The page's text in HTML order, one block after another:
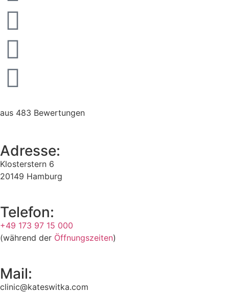
aus 483 Bewertungen
Adresse:
Klosterstern 6
20149 Hamburg
Telefon:
+49 173 97 15 000
(während der Öffnungszeiten)
Mail:
clinic@kateswitka.com